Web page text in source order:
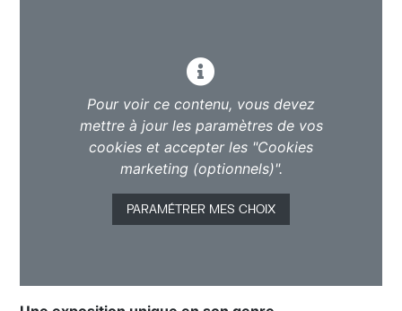
Pour voir ce contenu, vous devez
mettre à jour les paramètres de vos
cookies et accepter les "Cookies
marketing (optionnels)".
PARAMÉTRER MES CHOIX
Dans les coulisses de l’exposition. Découvrez